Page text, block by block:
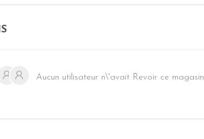
Aucun utilisateur n\'avait Revoir ce magasin